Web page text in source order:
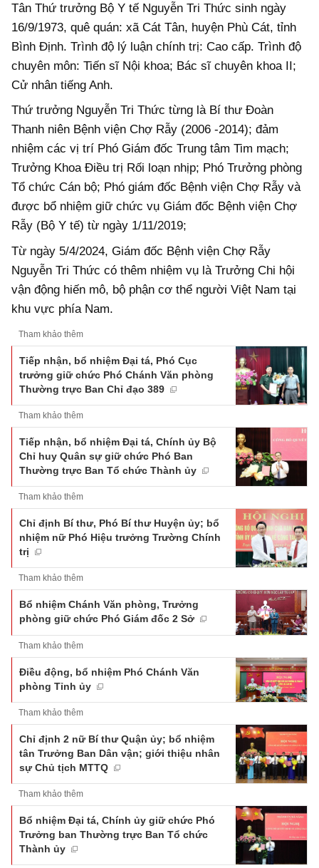
Tân Thứ trưởng Bộ Y tế Nguyễn Tri Thức sinh ngày
16/9/1973, quê quán: xã Cát Tân, huyện Phù Cát, tỉnh
Bình Định. Trình độ lý luận chính trị: Cao cấp. Trình độ
chuyên môn: Tiến sĩ Nội khoa; Bác sĩ chuyên khoa II;
Cử nhân tiếng Anh.
Thứ trưởng Nguyễn Tri Thức từng là Bí thư Đoàn
Thanh niên Bệnh viện Chợ Rẫy (2006 -2014); đảm
nhiệm các vị trí Phó Giám đốc Trung tâm Tim mạch;
Trưởng Khoa Điều trị Rối loạn nhịp; Phó Trưởng phòng
Tổ chức Cán bộ; Phó giám đốc Bệnh viện Chợ Rẫy và
được bổ nhiệm giữ chức vụ Giám đốc Bệnh viện Chợ
Rẫy (Bộ Y tế) từ ngày 1/11/2019;
Từ ngày 5/4/2024, Giám đốc Bệnh viện Chợ Rẫy
Nguyễn Tri Thức có thêm nhiệm vụ là Trưởng Chi hội
vận động hiến mô, bộ phận cơ thể người Việt Nam tại
khu vực phía Nam.
Tham khảo thêm
Tiếp nhận, bổ nhiệm Đại tá, Phó Cục
trưởng giữ chức Phó Chánh Văn phòng
Thường trực Ban Chỉ đạo 389
Tham khảo thêm
Tiếp nhận, bổ nhiệm Đại tá, Chính ủy Bộ
Chỉ huy Quân sự giữ chức Phó Ban
Thường trực Ban Tổ chức Thành ủy
Tham khảo thêm
Chỉ định Bí thư, Phó Bí thư Huyện ủy; bổ
nhiệm nữ Phó Hiệu trưởng Trường Chính
trị
Tham khảo thêm
Bổ nhiệm Chánh Văn phòng, Trưởng
phòng giữ chức Phó Giám đốc 2 Sở
Tham khảo thêm
Điều động, bổ nhiệm Phó Chánh Văn
phòng Tỉnh ủy
Tham khảo thêm
Chỉ định 2 nữ Bí thư Quận ủy; bổ nhiệm
tân Trưởng Ban Dân vận; giới thiệu nhân
sự Chủ tịch MTTQ
Tham khảo thêm
Bổ nhiệm Đại tá, Chính ủy giữ chức Phó
Trưởng ban Thường trực Ban Tổ chức
Thành ủy